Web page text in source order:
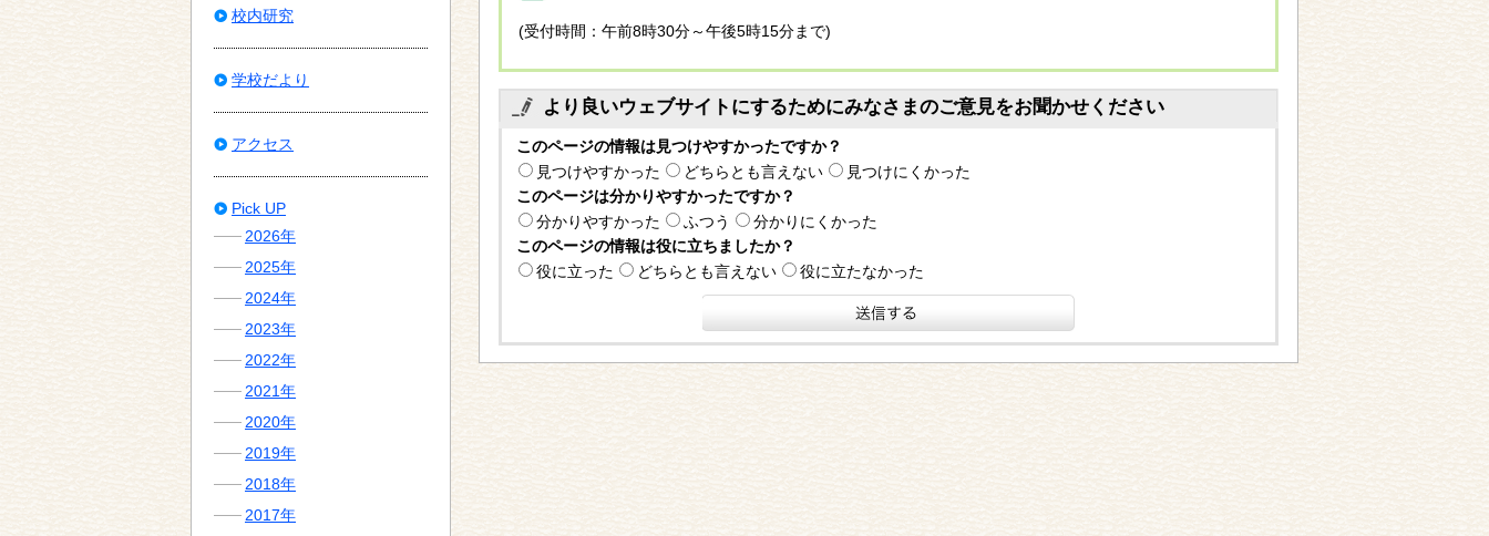
(受付時間：午前8時30分～午後5時15分まで)
より良いウェブサイトにするためにみなさまのご意見をお聞かせください
このページの情報は見つけやすかったですか？
見つけやすかった
どちらとも言えない
見つけにくかった
このページは分かりやすかったですか？
分かりやすかった
ふつう
分かりにくかった
このページの情報は役に立ちましたか？
役に立った
どちらとも言えない 役に立たなかった
校内研究
学校だより
アクセス
Pick UP
2026年
2025年
2024年
2023年
2022年
2021年
2020年
2019年
2018年
2017年